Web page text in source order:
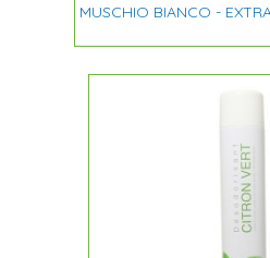
MUSCHIO BIANCO -